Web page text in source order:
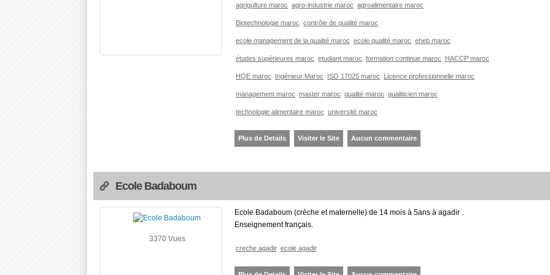
agrigulture maroc agro-industrie maroc agroalimentaire maroc
Biotechnologie maroc contrôle de qualité maroc
ecole management de la qualité maroc ecole qualité maroc eheb maroc
études supérieures maroc etudiant maroc formation continue maroc HACCP maroc
HQE maroc Ingénieur Maroc ISO 17025 maroc Licence professionnelle maroc
management maroc master maroc qualité maroc qualiticien maroc
technologie alimentaire maroc université maroc
Plus de Details Visiter le Site Aucun commentaire
Ecole Badaboum
3370 Vues
Ecole Badaboum (crèche et maternelle) de 14 mois à 5ans à agadir .
Enseignement français.
creche agadir ecole agadir